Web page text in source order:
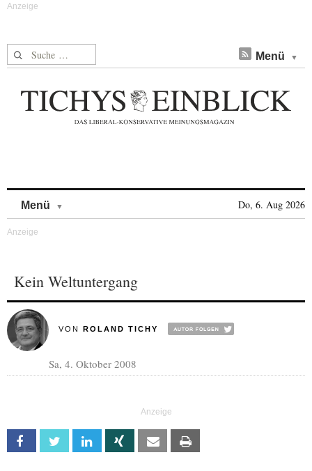
Suche nach: Menü
Menü Do, 6. Aug 2026
Kein Weltuntergang
VON ROLAND TICHY
Sa, 4. Oktober 2008
Facebook Twitter Linkedin Xing Email